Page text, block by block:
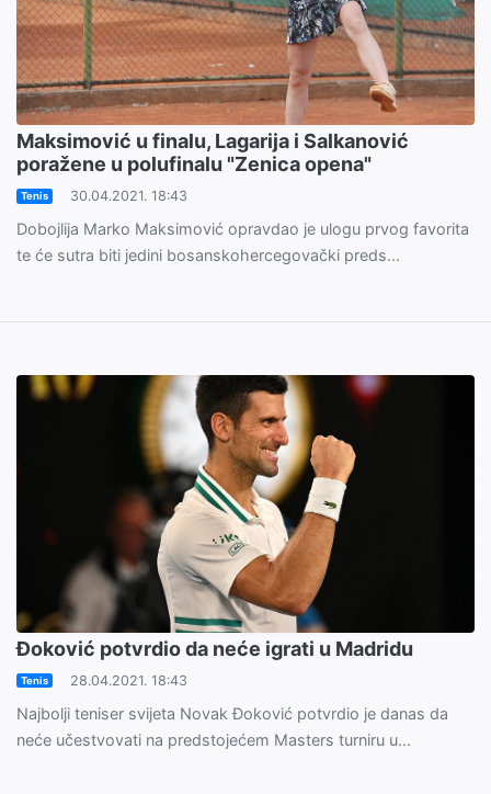
Maksimović u finalu, Lagarija i Salkanović
poražene u polufinalu "Zenica opena"
Tenis 30.04.2021. 18:43
Dobojlija Marko Maksimović opravdao je ulogu prvog favorita
te će sutra biti jedini bosanskohercegovački preds...
Đoković potvrdio da neće igrati u Madridu
Tenis 28.04.2021. 18:43
Najbolji teniser svijeta Novak Đoković potvrdio je danas da
neće učestvovati na predstojećem Masters turniru u...